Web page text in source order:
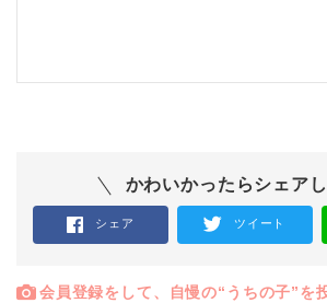
かわいかったらシェア
シェア ツイート
会員登録をして、自慢の“うちの子”を